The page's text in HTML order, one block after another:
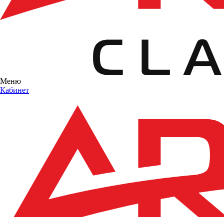
Меню
Кабинет